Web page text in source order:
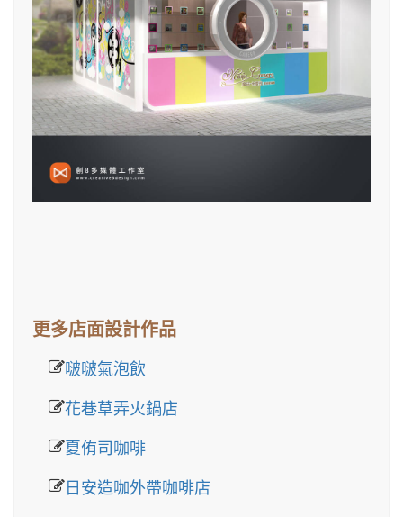
更多店面設計作品
啵啵氣泡飲
花巷草弄火鍋店
夏侑司咖啡
日安造咖外帶咖啡店